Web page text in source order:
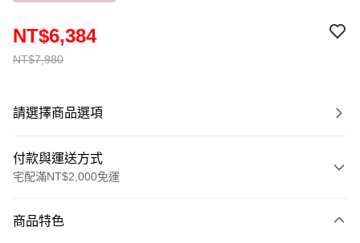
NT$7,980
NT$6,384
請選擇商品選項
付款與運送方式
宅配滿NT$2,000免運
信用卡一次付款
商品特色